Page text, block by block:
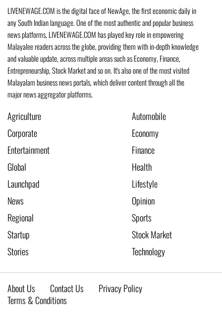
LIVENEWAGE.COM is the digital face of NewAge, the first economic daily in
any South Indian language. One of the most authentic and popular business
news platforms, LIVENEWAGE.COM has played key role in empowering
Malayalee readers across the globe, providing them with in-depth knowledge
and valuable update, across multiple areas such as Economy, Finance,
Entrepreneurship, Stock Market and so on. It's also one of the most visited
Malayalam business news portals, which deliver content through all the
major news aggregator platforms.
Agriculture
Automobile
Corporate
Economy
Entertainment
Finance
Global
Health
Launchpad
Lifestyle
News
Opinion
Regional
Sports
Startup
Stock Market
Stories
Technology
About Us Contact Us
Privacy Policy
Terms & Conditions